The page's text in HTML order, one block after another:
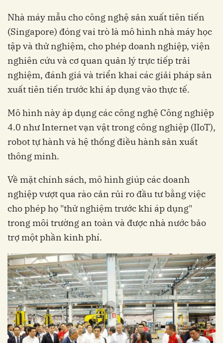
Nhà máy mẫu cho công nghệ sản xuất tiên tiến
(Singapore) đóng vai trò là mô hình nhà máy học
tập và thử nghiệm, cho phép doanh nghiệp, viện
nghiên cứu và cơ quan quản lý trực tiếp trải
nghiệm, đánh giá và triển khai các giải pháp sản
xuất tiên tiến trước khi áp dụng vào thực tế.
Mô hình này áp dụng các công nghệ Công nghiệp
4.0 như Internet vạn vật trong công nghiệp (IIoT),
robot tự hành và hệ thống điều hành sản xuất
thông minh.
Về mặt chính sách, mô hình giúp các doanh
nghiệp vượt qua rào cản rủi ro đầu tư bằng việc
cho phép họ "thử nghiệm trước khi áp dụng"
trong môi trường an toàn và được nhà nước bảo
trợ một phần kinh phí.